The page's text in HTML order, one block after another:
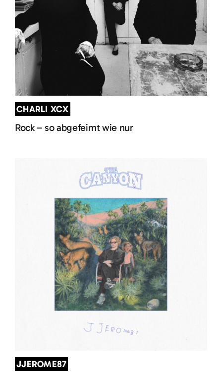
CHARLI XCX
Rock – so abgefeimt wie nur
JJEROME87